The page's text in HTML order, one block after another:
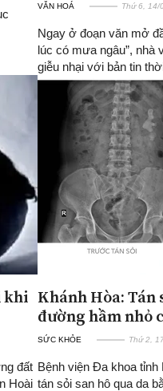
VĂN HOÁ Thứ 6, 14/
Ngay ở đoạn văn mở
lúc có mưa ngâu”, nhà
giễu nhại với bản tin
khi
đất
Hoài
Khánh Hòa: Tán
đường hầm nhỏ
SỨC KHỎE Thứ 2,
Bệnh viện Đa khoa
tán sỏi san hô qua da